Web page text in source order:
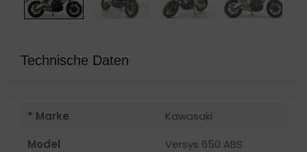
Technische Daten
* Marke
Kawasaki
Model
Versys 650 ABS